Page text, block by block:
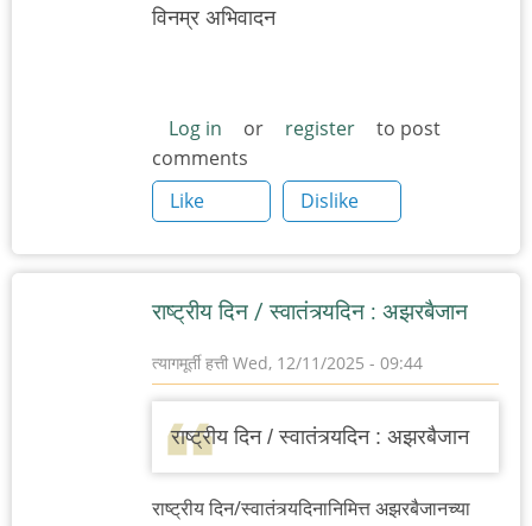
विनम्र अभिवादन
Log in or register
to post
comments
Like
Dislike
राष्ट्रीय दिन / स्वातंत्र्यदिन : अझरबैजान
त्यागमूर्ती हत्ती Wed, 12/11/2025 - 09:44
राष्ट्रीय दिन / स्वातंत्र्यदिन : अझरबैजान
राष्ट्रीय दिन/स्वातंत्र्यदिनानिमित्त अझरबैजानच्या